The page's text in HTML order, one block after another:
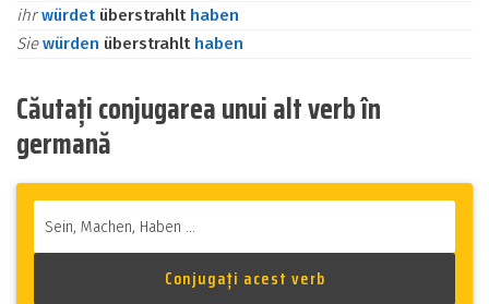
ihrwürdet überstrahlt haben
Siewürden überstrahlt haben
Căutați conjugarea unui alt verb în
germană